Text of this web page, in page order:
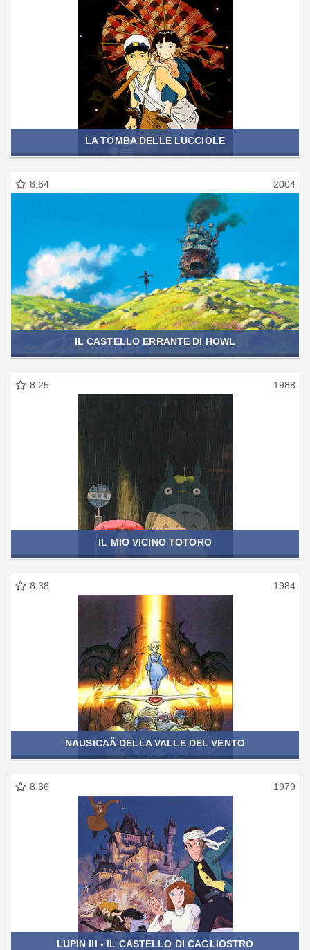
LA TOMBA DELLE LUCCIOLE
8.64 2004
IL CASTELLO ERRANTE DI HOWL
8.25 1988
IL MIO VICINO TOTORO
8.38 1984
NAUSICAÄ DELLA VALLE DEL VENTO
8.36 1979
LUPIN III - IL CASTELLO DI CAGLIOSTRO